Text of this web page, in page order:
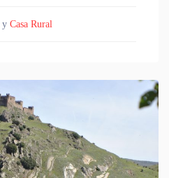
y Casa Rural